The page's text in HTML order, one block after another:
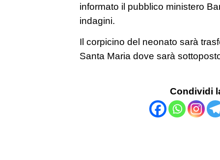
informato il pubblico ministero
indagini.
Il corpicino del neonato sarà
Santa Maria dove sarà
Condividi